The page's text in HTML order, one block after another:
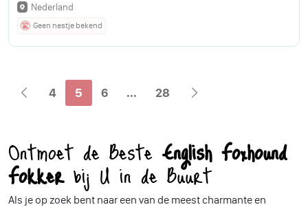
Nederland
Geen nestje bekend
4 5 6 ... 28
Ontmoet de Beste English Foxhound
Fokkerbij U in de Buurt
Als je op zoek bent naar een van de meest charmante en